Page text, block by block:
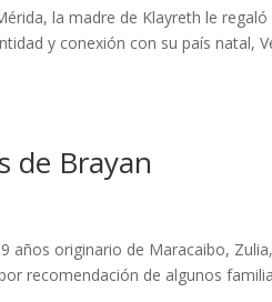
la madre de Klayreth le
y conexión con su país natal,
de Brayan
años originario de Maracaibo,
recomendación de algunos